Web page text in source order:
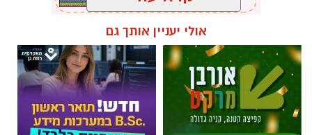
פרשת השבוע, זמני כניסת השבת ברמת גן
אולי יעניין אותך גם